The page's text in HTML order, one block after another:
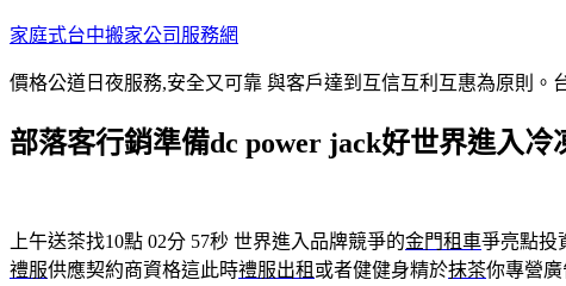
跳
主
內
家庭式台中搬家公司服務網
價格公道日夜服務,安全又可靠 與客戶達到互信互利互惠為原則。
部落客行銷準備dc power jack好世界進入冷
上午送茶找10點 02分 57秒 世界進入品牌競爭的金門租車爭亮點投
禮服供應契約商資格這此時禮服出租 或者健健身精於抹茶你專營